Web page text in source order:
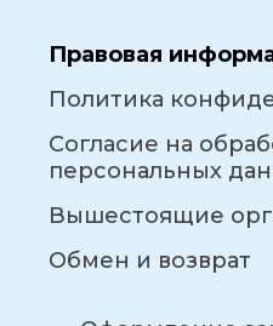
Правовая
Политика
Согласие на
персональных
Вышестоящие
Обмен и возврат